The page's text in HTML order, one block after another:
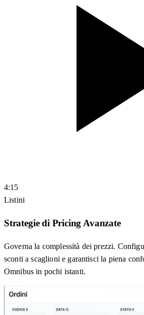
4:15
Listini
Strategie di Pricing Avanzate
Governa la complessità dei prezzi.
sconti a scaglioni e garantisci la piena
Omnibus in pochi istanti.